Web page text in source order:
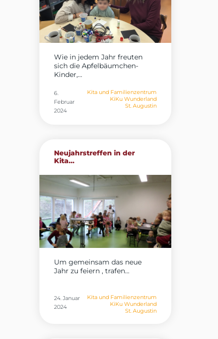
Wie in jedem Jahr freuten
sich die Apfelbäumchen-
Kinder,...
6.
Februar
2024
Kita und Familienzentrum
KiKu Wunderland
St. Augustin
Neujahrstreffen in der
Kita...
Um gemeinsam das neue
Jahr zu feiern , trafen...
24. Januar
2024
Kita und Familienzentrum
KiKu Wunderland
St. Augustin